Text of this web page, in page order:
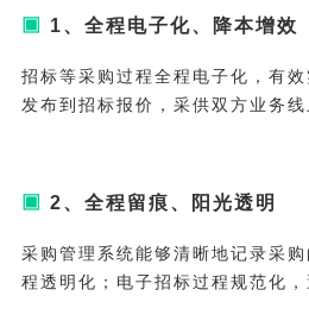
▣ 1、全程电子化、降本增效
招标等采购过程全程电子化，有
发布到招标报价，采供双方业务线
▣ 2、全程留痕、阳光透明
采购管理系统能够清晰地记录采
程透明化；电子招标过程规范化，